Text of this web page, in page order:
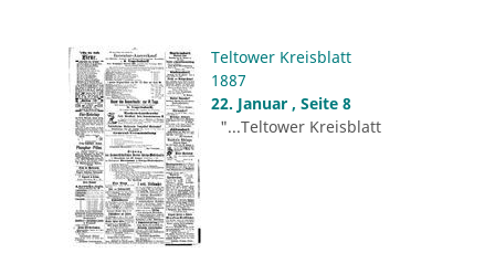
Teltower Kreisblatt
1887
22. Januar , Seite 8
"...Teltower Kreisblatt